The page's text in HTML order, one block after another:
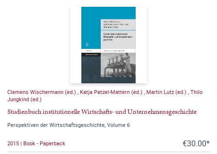
Clemens Wischermann (ed.) Katja Patzel-Mattern (ed.) Martin Lutz (ed.) Thilo
Jungkind (ed.)
Studienbuch institutionelle Wirtschafts- und Unternehmensgeschichte
Perspektiven der Wirtschaftsgeschichte, Volume 6
2015 | Book - Paperback €30.00*